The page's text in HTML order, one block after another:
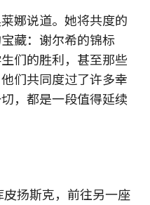
娜说道。她将共度的
藏：谢尔希的锦标
们的胜利，甚至那些
们共同度过了许多幸
，都是一段值得延续
扬斯克，前往另一座